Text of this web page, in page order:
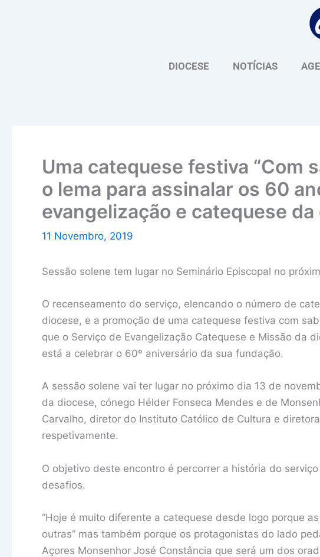
DIOCESE NOTÍCIAS
Uma catequese festiva “Com
o lema para assinalar os 60
evangelização e catequese
11 Novembro, 2019
Sessão solene tem lugar no Seminário Episcopal no
O recenseamento do serviço, elencando o número de
diocese, e a promoção de uma catequese festiva com
que o Serviço de Evangelização Catequese e Missão da
está a celebrar o 60º aniversário da sua fundação.
A sessão solene vai ter lugar no próximo dia 13 de
da diocese, cónego Hélder Fonseca Mendes e de
Carvalho, diretor do Instituto Católico de Cultura e
respetivamente.
O objetivo deste encontro é percorrer a história do
desafios.
“Hoje é muito diferente a catequese desde logo porque
outras” mas também porque os protagonistas do lado
Açores Monsenhor José Constância que será um dos